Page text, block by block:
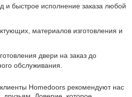
и быстрое исполнение заказа любой
материалов изготовления и
двери на заказ до
обслуживания.
Homedoors рекомендуют нас